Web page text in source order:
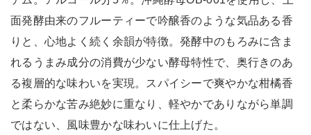
面発酵由来のフルーティーで吟醸香のような気品ある香
りと、心地よく続く余韻が特徴。発酵中のもろみに含ま
れるうまみ成分の消費が少ない酵母特性で、奥行きのあ
る複層的な味わいを実現。スパイシーで爽やかな柑橘香
と柔らかな苦み絶妙に重なり、軽やかでありながら単調
ではない、風味豊かな味わいに仕上げた。